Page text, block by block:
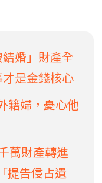
婚」財產全
是金錢核心
籍婦，憂心他
萬財產轉進
提告侵占遺